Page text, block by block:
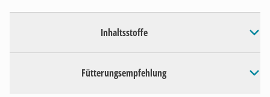
Inhaltsstoffe
Fütterungsempfehlung